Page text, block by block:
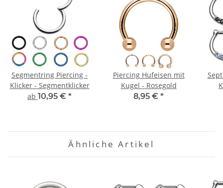
Segmentring Piercing -
Klicker - Segmentklicker
ab 10,95 € *
Piercing Hufeisen mit
Kugel - Rosegold
8,95 € *
Ähnliche Artikel